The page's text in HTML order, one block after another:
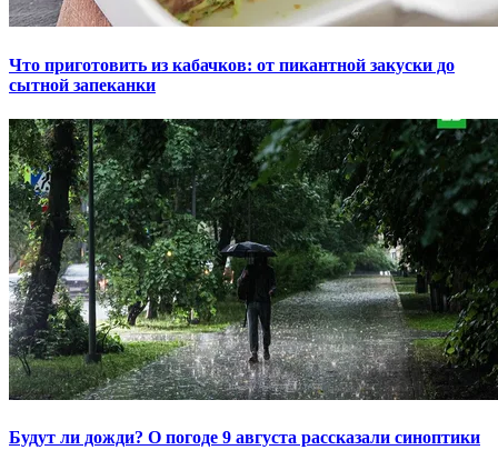
Что приготовить из кабачков: от пикантной закуски до
сытной запеканки
Будут ли дожди? О погоде 9 августа рассказали синоптики